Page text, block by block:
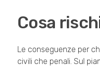
Cosa
Le conseguenze per
civili che penali. Sul